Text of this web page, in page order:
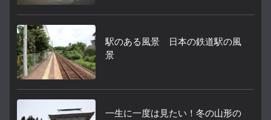
駅のある風景 日本の鉄道駅の風
景
一生に一度は見たい！冬の山形の